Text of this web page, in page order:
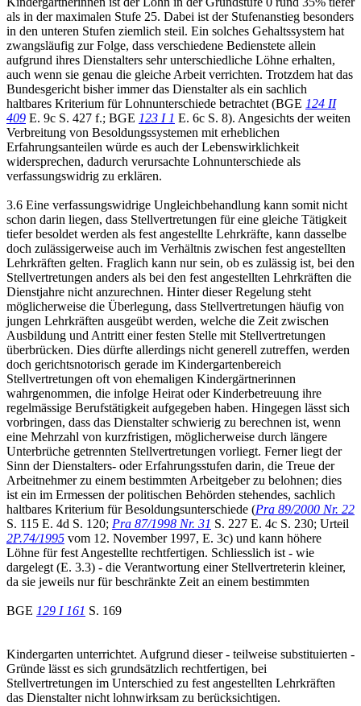
als in der maximalen Stufe 25. Dabei ist der Stufenanstieg besonders
in den unteren Stufen ziemlich steil. Ein solches Gehaltssystem hat
zwangsläufig zur Folge, dass verschiedene Bedienstete allein
aufgrund ihres Dienstalters sehr unterschiedliche Löhne erhalten,
auch wenn sie genau die gleiche Arbeit verrichten. Trotzdem hat das
Bundesgericht bisher immer das Dienstalter als ein sachlich
haltbares Kriterium für Lohnunterschiede betrachtet (BGE 124 II
409 E. 9c S. 427 f.; BGE 123 I 1 E. 6c S. 8). Angesichts der weiten
Verbreitung von Besoldungssystemen mit erheblichen
Erfahrungsanteilen würde es auch der Lebenswirklichkeit
widersprechen, dadurch verursachte Lohnunterschiede als
verfassungswidrig zu erklären.
3.6 Eine verfassungswidrige Ungleichbehandlung kann somit nicht
schon darin liegen, dass Stellvertretungen für eine gleiche Tätigkeit
tiefer besoldet werden als fest angestellte Lehrkräfte, kann dasselbe
doch zulässigerweise auch im Verhältnis zwischen fest angestellten
Lehrkräften gelten. Fraglich kann nur sein, ob es zulässig ist, bei den
Stellvertretungen anders als bei den fest angestellten Lehrkräften die
Dienstjahre nicht anzurechnen. Hinter dieser Regelung steht
möglicherweise die Überlegung, dass Stellvertretungen häufig von
jungen Lehrkräften ausgeübt werden, welche die Zeit zwischen
Ausbildung und Antritt einer festen Stelle mit Stellvertretungen
überbrücken. Dies dürfte allerdings nicht generell zutreffen, werden
doch gerichtsnotorisch gerade im Kindergartenbereich
Stellvertretungen oft von ehemaligen Kindergärtnerinnen
wahrgenommen, die infolge Heirat oder Kinderbetreuung ihre
regelmässige Berufstätigkeit aufgegeben haben. Hingegen lässt sich
vorbringen, dass das Dienstalter schwierig zu berechnen ist, wenn
eine Mehrzahl von kurzfristigen, möglicherweise durch längere
Unterbrüche getrennten Stellvertretungen vorliegt. Ferner liegt der
Sinn der Dienstalters- oder Erfahrungsstufen darin, die Treue der
Arbeitnehmer zu einem bestimmten Arbeitgeber zu belohnen; dies
ist ein im Ermessen der politischen Behörden stehendes, sachlich
haltbares Kriterium für Besoldungsunterschiede (Pra 89/2000 Nr. 22
S. 115 E. 4d S. 120; Pra 87/1998 Nr. 31 S. 227 E. 4c S. 230; Urteil
2P.74/1995 vom 12. November 1997, E. 3c) und kann höhere
Löhne für fest Angestellte rechtfertigen. Schliesslich ist - wie
dargelegt (E. 3.3) - die Verantwortung einer Stellvertreterin kleiner,
da sie jeweils nur für beschränkte Zeit an einem bestimmten
BGE 129 I 161 S. 169
Kindergarten unterrichtet. Aufgrund dieser - teilweise substituierten -
Gründe lässt es sich grundsätzlich rechtfertigen, bei
Stellvertretungen im Unterschied zu fest angestellten Lehrkräften
das Dienstalter nicht lohnwirksam zu berücksichtigen.